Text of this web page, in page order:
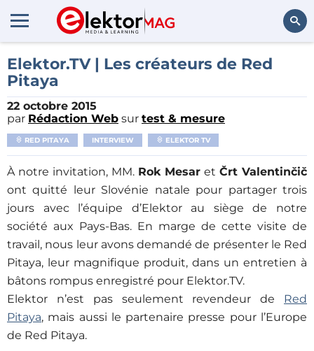
Rechercher
Elektor.TV | Les créateurs de Red
Pitaya
22 octobre 2015
par Rédaction Web sur test & mesure
RED PITAYA INTERVIEW ELEKTOR TV
À notre invitation, MM. Rok Mesar etČrt Valentinčič
ont quitté leur Slovénie natale pour partager trois
jours avec l’équipe d’Elektor au siège de notre
société aux Pays-Bas. En marge de cette visite de
travail, nous leur avons demandé de présenter le Red
Pitaya, leur magnifique produit, dans un entretien à
bâtons rompus enregistré pour Elektor.TV.
Elektor n’est pas seulement revendeur de Red
Pitaya, mais aussi le partenaire presse pour l’Europe
de Red Pitaya.